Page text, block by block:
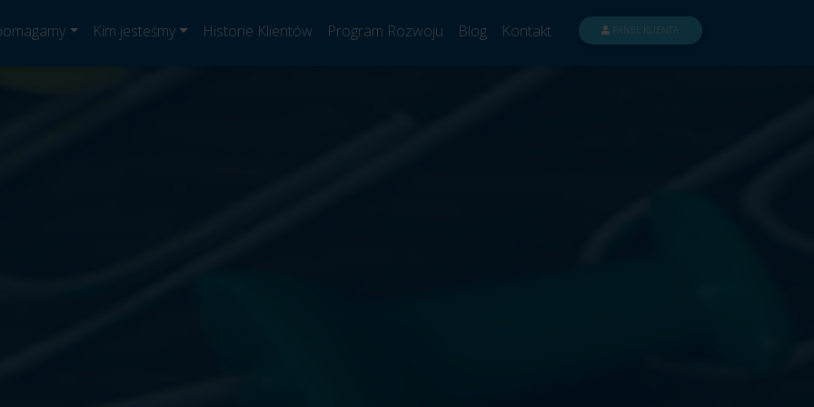
Kim jesteśmy Historie Klientów Program Rozwoju Blog Kontakt PANEL KLIENTA